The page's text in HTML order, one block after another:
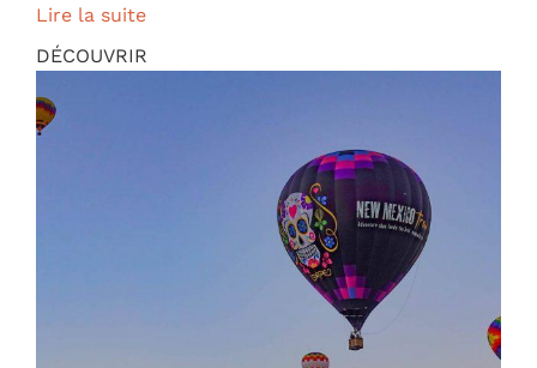
Lire la suite
DÉCOUVRIR